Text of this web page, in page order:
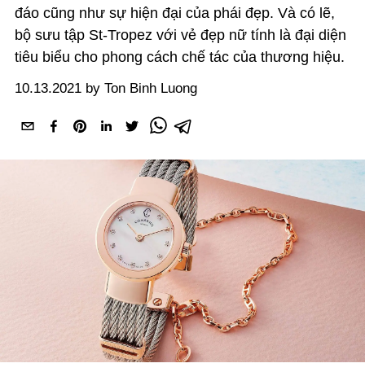
đáo cũng như sự hiện đại của phái đẹp. Và có lẽ,
bộ sưu tập St-Tropez với vẻ đẹp nữ tính là đại diện
tiêu biểu cho phong cách chế tác của thương hiệu.
10.13.2021 by Ton Binh Luong